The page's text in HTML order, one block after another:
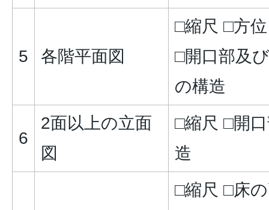
5 各階平面図
□縮尺 □方
□開口部及
の構造
6
2面以上の立面
図
□縮尺 □開
造
□縮尺 □床